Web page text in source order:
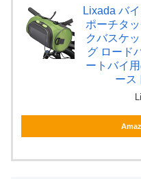
Lixada バ
ポーチタ
クバスケ
グ ロード
ートバイ
ース